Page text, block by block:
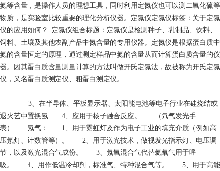
氮等含量，是操作人员的理想工具，同时利用定氮仪也可以测二氧化硫等
物质，是实验室比较重要的理化分析仪器。定氮仪定氮仪标签：关于定氮
仪的应用如何？_定氮仪组合标题：定氮仪是检测种子、乳制品、饮料、
饲料、土壤及其他农副产品中氮含量的专用仪器。定氮仪是根据蛋白质中
氮的含量恒定的原理，通过测定样品中氮的含量从而计算蛋白质含量的仪
器。因其蛋白质含量测量计算的方法叫做开氏定氮法，故被称为开氏定氮
仪，又名蛋白质测定仪、粗蛋白测定仪。
3、在半导体、平板显示器、太阳能电池等电子行业在硅烧结或
退火艺中置换氢 4、应用于核子融合反应。 （氘气发光手
表） 氖气： 1、用于霓虹灯及作为电子工业的填充介质（例如高
压氖灯、计数管等）。 2、用于激光技术，做视发光指示灯、电压调
节，以及激光混合气成份。 3、氖氧混合气代替氦氧气用于呼
吸。 4、用作低温冷却剂，标准气、特种混合气等。 5、用于高能